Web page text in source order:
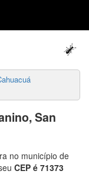
San
no município de
CEP é 71373